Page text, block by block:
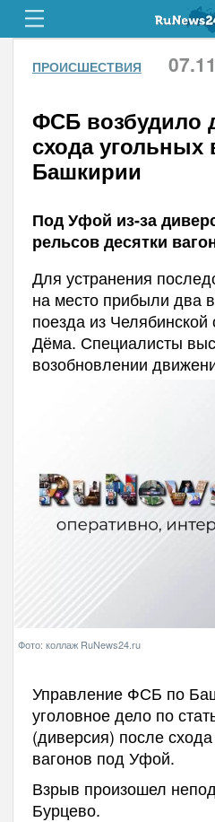
ПРОИСШЕСТВИЯ
ФСБ возбудило
схода угольных
Башкирии
Под Уфой из-за
рельсов десятки
Для устранения
на место прибыли два
поезда из Челябинской
Дёма. Специалисты
возобновлении
Фото: коллаж RuNews24.ru
Управление ФСБ по
уголовное дело по
(диверсия) после
вагонов под Уфой.
Взрыв произошел
Бурцево.